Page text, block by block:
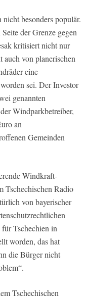
besonders populär.
der Grenze gegen
kritisiert nicht nur
auch von planerischen
eine
sei. Der Investor
genannten
Windparkbetreiber,
an
Gemeinden
Windkraft-
Tschechischen Radio
von bayerischer
Tschechien in
worden, das hat
die Bürger nicht
Tschechischen